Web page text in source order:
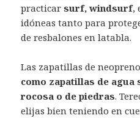
practicarsurf, windsurf,
idóneas tanto para
de resbalones en latabla.
Las zapatillas de
como zapatillas de agua
rocosa o de piedras.
elijas bien teniendo en